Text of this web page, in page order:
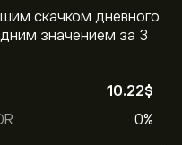
скачком дневного
значением за 3
10.22‎$‎
0%